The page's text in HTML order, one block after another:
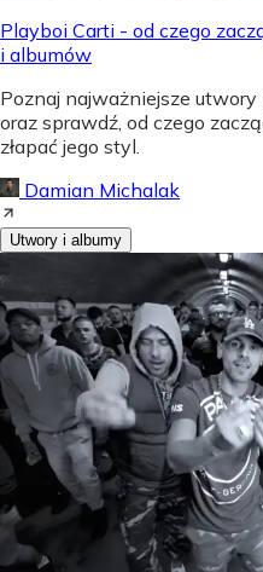
Playboi Carti - od czego
i albumów
Poznaj najważniejsze
oraz sprawdź, od czego
złapać jego styl.
Damian Michalak
Utwory i albumy